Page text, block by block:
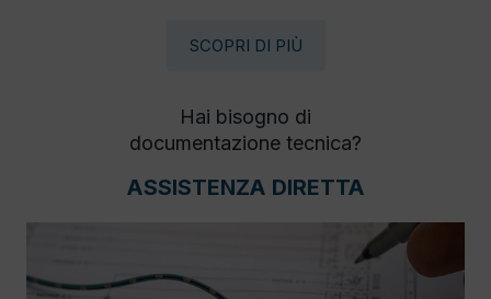
SCOPRI DI PIÙ
Hai bisogno di
documentazione tecnica?
ASSISTENZA DIRETTA